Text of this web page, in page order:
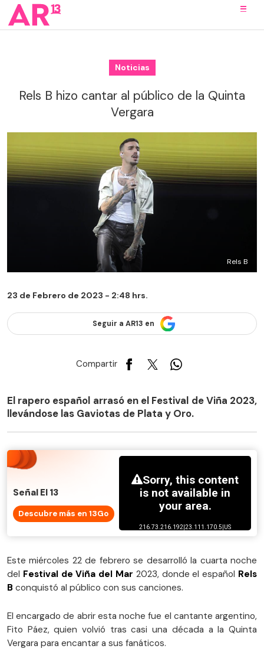
Noticias
Rels B hizo cantar al público de la Quinta
Vergara
Rels B
23 de Febrero de 2023 - 2:48 hrs.
Seguir a AR13 en
Compartir
El rapero español arrasó en el Festival de Viña 2023,
llevándose las Gaviotas de Plata y Oro.
Señal El 13
Descubre más en 13Go
Este miércoles 22 de febrero se desarrolló la cuarta noche
del Festival de Viña del Mar 2023, donde el español Rels
B conquistó al público con sus canciones.
El encargado de abrir esta noche fue el cantante argentino,
Fito Páez, quien volvió tras casi una década a la Quinta
Vergara para encantar a sus fanáticos.